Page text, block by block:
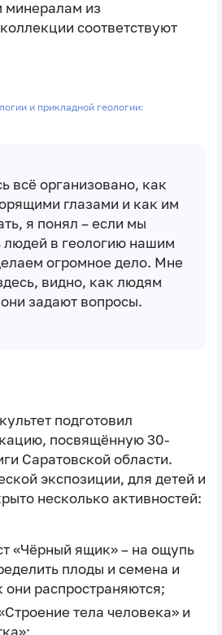
минералам из
соответствуют
и прикладной геологии:
всë организовано, как
глазами и как им
я понял – если мы
в геологию нашим
огромное дело. Мне
видно, как людям
задают вопросы.
подготовил
посвящённую 30-
Саратовской области.
экспозиции, для детей и
несколько активностей:
«Чёрный ящик» – на ощупь
плоды и семена и
они распространяются;
тела человека» и